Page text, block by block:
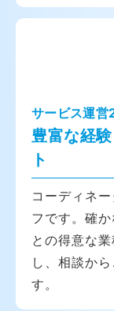
サービス運営
豊富な経
ト
コーディネ
フです。確
との得意な
し、相談か
す。